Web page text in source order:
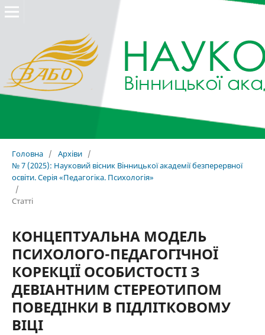
Головна / Архіви /
№ 7 (2025): Науковий вісник Вінницької академії безперервної
освіти. Серія «Педагогіка. Психологія»
/
Статті
КОНЦЕПТУАЛЬНА МОДЕЛЬ
ПСИХОЛОГО-ПЕДАГОГІЧНОЇ
КОРЕКЦІЇ ОСОБИСТОСТІ З
ДЕВІАНТНИМ СТЕРЕОТИПОМ
ПОВЕДІНКИ В ПІДЛІТКОВОМУ
ВІЦІ